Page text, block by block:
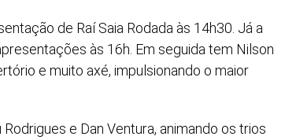
de Raí Saia Rodada às 14h30. Já a
às 16h. Em seguida tem Nilson
e muito axé, impulsionando o maior
e Dan Ventura, animando os trios